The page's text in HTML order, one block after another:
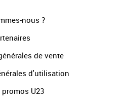
nous ?
de vente
d'utilisation
U23